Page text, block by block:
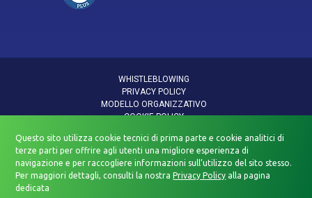
WHISTLEBLOWING
PRIVACY POLICY
MODELLO ORGANIZZATIVO
COOKIE POLICY
INFORMATIVA PRIVACY VIDEOSORVEGLIANZA
POLITICA QUALITÀ E SICUREZZA
DICHIARAZIONE DI ACCESSIBILITÀ
Questo sito utilizza cookie tecnici di prima parte e cookie analitici di
terze parti per offrire agli utenti una migliore esperienza di
navigazione e per raccogliere informazioni sull’utilizzo del sito stesso.
Per maggiori dettagli, consulti la nostraPrivacy Policy alla pagina
dedicata